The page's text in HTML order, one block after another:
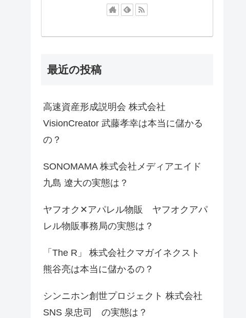
最近の投稿
高速資産形成説明会 株式会社
VisionCreator 武藤孝幸は本当に儲かる
の？
SONOMAMA 株式会社メディアエイド
九島 遼大の実態は？
ヤフオク✕アパレル物販 ヤフオクアパ
レル物販事務局の実態は？
「The R」 株式会社クマガイネクスト
熊谷亮は本当に儲かるの？
シンニホン創世プロジェクト 株式会社
SNS 泉忠司 の実態は？